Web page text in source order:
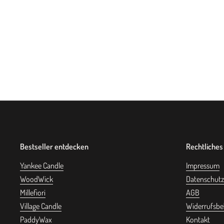
Bestseller entdecken
Yankee Candle
WoodWick
Millefiori
Village Candle
PaddyWax
Rechtliches
Impressum
AGB
Kontakt